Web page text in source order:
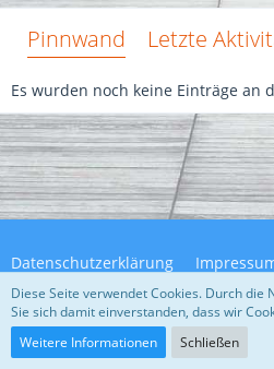
Pinnwand Letzte
Es wurden noch keine Einträge an
Datenschutzerklärung
Community-Software:
Diese Seite verwendet Cookies. Durch
Sie sich damit einverstanden, dass wir
Weitere Informationen
Schließen